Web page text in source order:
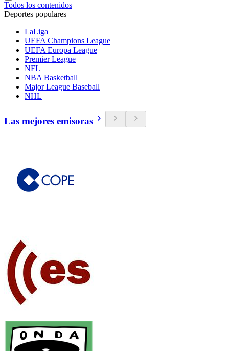
Todos los contenidos
Deportes populares
LaLiga
UEFA Champions League
UEFA Europa League
Premier League
NFL
NBA Basketball
Major League Baseball
NHL
Las mejores emisoras